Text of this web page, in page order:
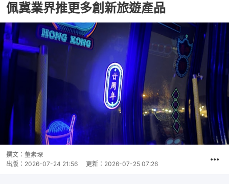
佩冀業界推更多創新旅遊產品
撰文： 董素琛
出版： 2026-07-24 21:56 更新： 2026-07-25 07:26